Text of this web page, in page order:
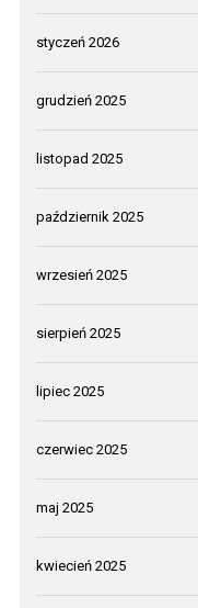
styczeń 2026
grudzień 2025
listopad 2025
październik 2025
wrzesień 2025
sierpień 2025
lipiec 2025
czerwiec 2025
maj 2025
kwiecień 2025